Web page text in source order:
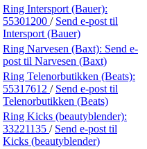
Ring Intersport (Bauer):
55301200 / Send e-post til
Intersport (Bauer)
Ring Narvesen (Baxt): Send e-
post til Narvesen (Baxt)
Ring Telenorbutikken (Beats):
55317612 / Send e-post til
Telenorbutikken (Beats)
Ring Kicks (beautyblender):
33221135 / Send e-post til
Kicks (beautyblender)